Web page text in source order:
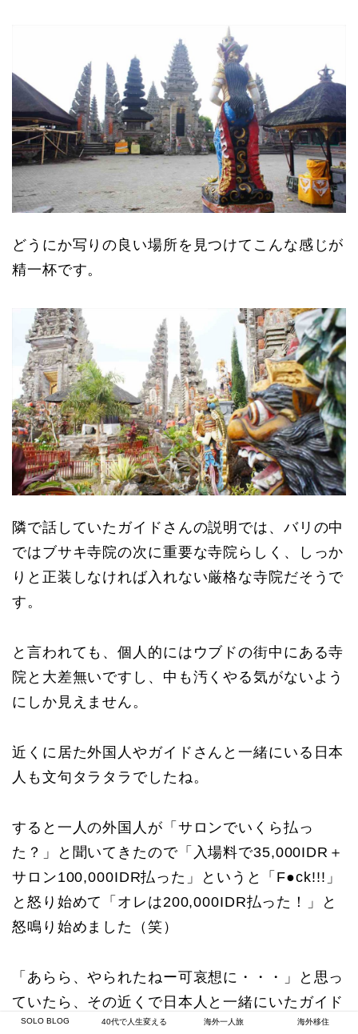
どうにか写りの良い場所を見つけてこんな感じが
精一杯です。
隣で話していたガイドさんの説明では、バリの中
ではブサキ寺院の次に重要な寺院らしく、しっか
りと正装しなければ入れない厳格な寺院だそうで
す。
と言われても、個人的にはウブドの街中にある寺
院と大差無いですし、中も汚くやる気がないよう
にしか見えません。
近くに居た外国人やガイドさんと一緒にいる日本
人も文句タラタラでしたね。
すると一人の外国人が「サロンでいくら払っ
た？」と聞いてきたので「入場料で35,000IDR＋
サロン100,000IDR払った」というと「F●ck!!!」
と怒り始めて「オレは200,000IDR払った！」と
怒鳴り始めました（笑）
「あらら、やられたねー可哀想に・・・」と思っ
ていたら、その近くで日本人と一緒にいたガイド
さんが「本当は20,000IDRでレンタルできるんだ
SOLO BLOG 40代で人生変える 海外一人旅 海外移住